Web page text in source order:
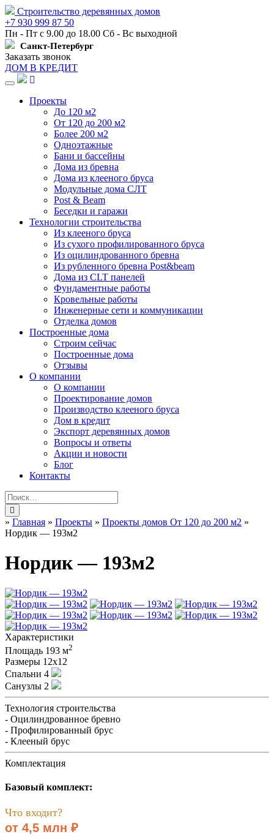
Строительство деревянных домов
+7 930 999 87 50
Пн - Пт с 9.00 до 18.00 Сб - Вс выходной
Санкт-Петербург
Заказать звонок
ДОМ В КРЕДИТ
Навигация
Проекты
До 120 м2
От 120 до 200 м2
Более 200 м2
Одноэтажные
Бани и бассейны
Дома из бревна
Дома из клееного бруса
Модульные дома СЛТ
Post & Beam
Беседки и гаражи
Технологии строительства
Из клееного бруса
Из сухого профилированного бруса
Из оцилиндрованного бревна
Из рубленного бревна Post&beam
Дома из CLT панелей
Фундаментные работы
Кровельные работы
Инженерные сети и коммуникации
Отделка домов
Построенные дома
Строим сейчас
Построенные дома
Отзывы
О компании
О компании
Проектирование домов
Производство клееного бруса
Дом в кредит
Экспорт деревянных домов
Вопросы и ответы
Акции и новости
Блог
Контакты
» Главная » Проекты » Проекты домов От 120 до 200 м2 »
Нордик — 193м2
Нордик — 193м2
Характеристики
Площадь 193 м2
Размеры 12х12
Спальни 4
Санузлы 2
Технология строительства
- Оцилиндрованное бревно
- Профилированный брус
- Клееный брус
Комплектация
Базовый комплект:
Что входит?
от 4,5 млн ₽